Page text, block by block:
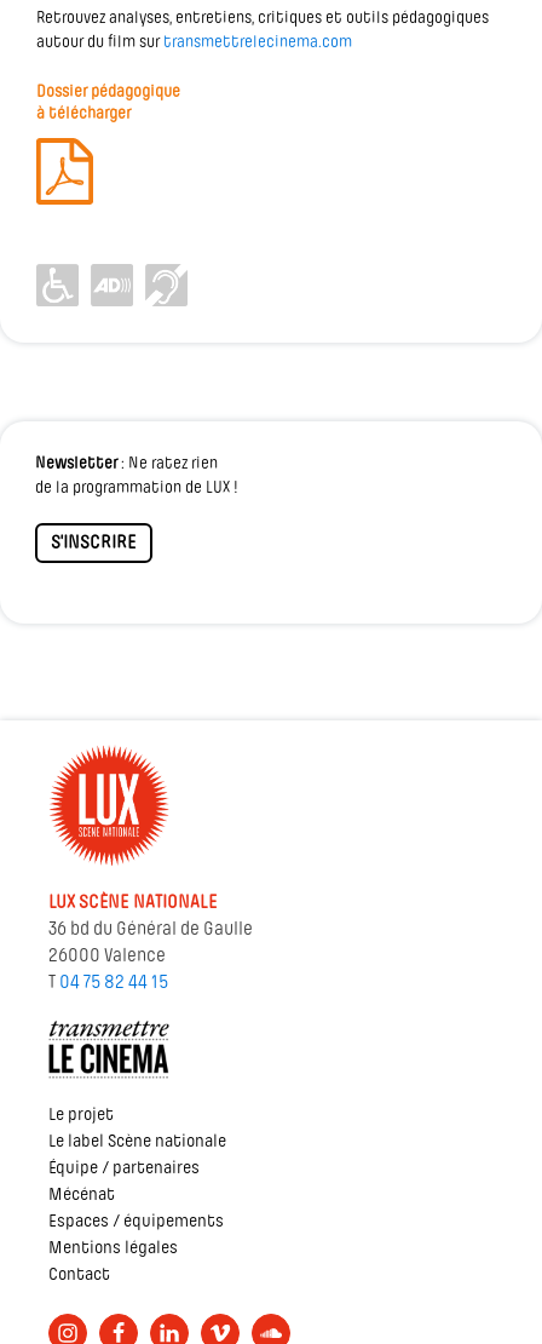
Retrouvez analyses, entretiens, critiques et outils pédagogiques
autour du film sur transmettrelecinema.com
Dossier pédagogique
à télécharger
Newsletter: Ne ratez rien
de la programmation de LUX !
S'INSCRIRE
LUX SCÈNE NATIONALE
36 bd du Général de Gaulle
26000 Valence
T 04 75 82 44 15
Le projet
Le label Scène nationale
Équipe / partenaires
Mécénat
Espaces / équipements
Mentions légales
Contact